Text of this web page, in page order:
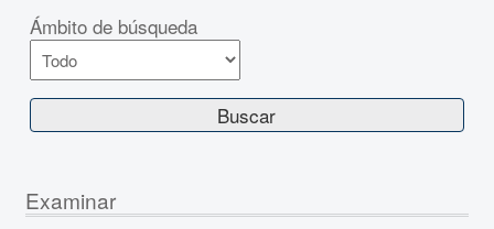
Ámbito de búsqueda
Examinar